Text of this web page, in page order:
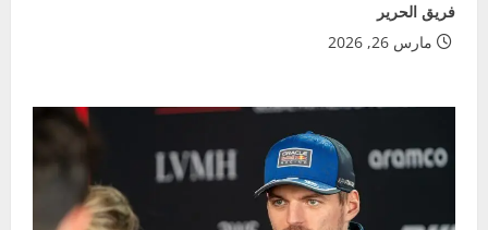
فريق الحرير
مارس 26, 2026